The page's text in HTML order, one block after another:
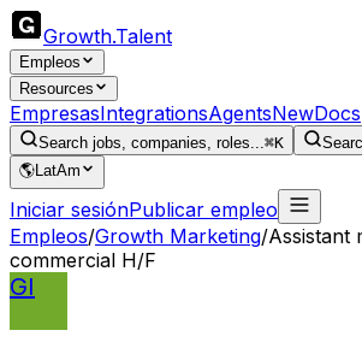
Growth.Talent
Empleos
Resources
EmpresasIntegrationsAgentsNewDocs
Search jobs, companies, roles...⌘K
🌎LatAm
Iniciar sesiónPublicar empleo
Empleos/Growth Marketing/Assistant
commercial H/F
GI